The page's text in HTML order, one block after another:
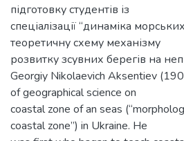
підготовку студентів із
спеціалізації “динаміка
теоретичну схему механізму
розвитку зсувних берегів на
Georgiy Nikolaevich Aksentiev
of geographical science on
coastal zone of an seas
coastal zone”) in Ukraine. He